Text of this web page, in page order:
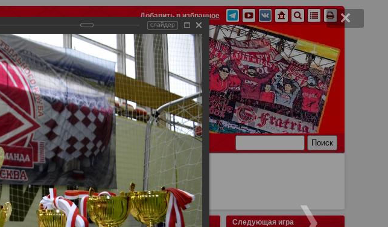
Добавить в избранное
О футболе КБ Форум Ссылки Связь
Следующая игра
слайдер